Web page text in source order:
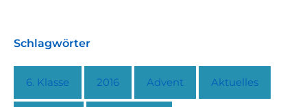
Schlagwörter
6. Klasse 2016 Advent Aktuelles